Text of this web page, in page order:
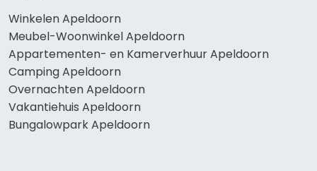
Winkelen Apeldoorn
Meubel-Woonwinkel Apeldoorn
Appartementen- en Kamerverhuur Apeldoorn
Camping Apeldoorn
Overnachten Apeldoorn
Vakantiehuis Apeldoorn
Bungalowpark Apeldoorn